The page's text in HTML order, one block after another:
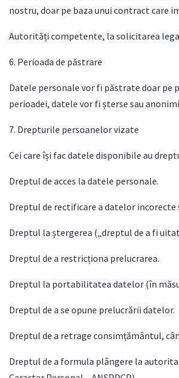
nostru, doar pe baza unui contract care
Autorități competente, la solicitarea
6. Perioada de păstrare
Datele personale vor fi păstrate doar pe
perioadei, datele vor fi șterse sau
7. Drepturile persoanelor vizate
Cei care își fac datele disponibile au
Dreptul de acces la datele personale.
Dreptul de rectificare a datelor incorecte
Dreptul la ștergerea („dreptul de a fi
Dreptul de a restricționa prelucrarea.
Dreptul la portabilitatea datelor (în
Dreptul de a se opune prelucrării datelor.
Dreptul de a retrage consimțământul,
Dreptul de a formula plângere la